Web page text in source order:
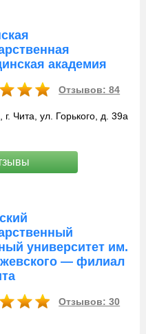
академия
Отзывов: 84
Чита, ул. Горького, д. 39а
университет им.
— филиал
Отзывов: 30